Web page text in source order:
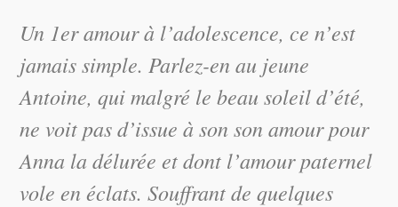
Un 1er amourà l’adolescence, ce n’est
jamais simple. Parlez-en au jeune
Antoine, qui malgré le beau soleil d’été,
ne voit pas d’issue à son son amour pour
Anna la délurée et dont l’amour paternel
vole en éclats. Souffrant de quelques